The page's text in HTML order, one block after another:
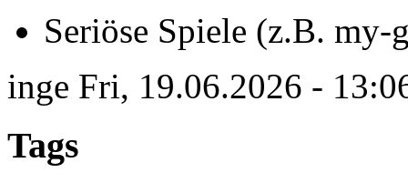
Seriöse Spiele (z.B. my-
inge Fri, 19.06.2026 -
Tags